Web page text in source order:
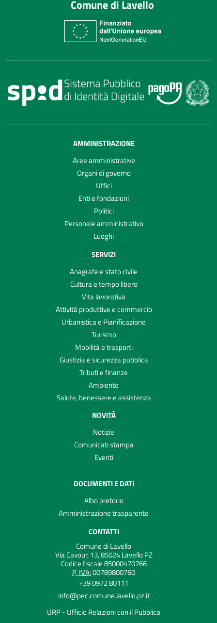
Comune di Lavello
AMMINISTRAZIONE
Aree amministrative
Organi di governo
Uffici
Enti e fondazioni
Politici
Personale amministrativo
Luoghi
SERVIZI
Anagrafe e stato civile
Cultura e tempo libero
Vita lavorativa
Attività produttive e commercio
Urbanistica e Pianificazione
Turismo
Mobilità e trasporti
Giustizia e sicurezza pubblica
Tributi e finanze
Ambiente
Salute, benessere e assistenza
NOVITÀ
Notizie
Comunicati stampa
Eventi
DOCUMENTI E DATI
Albo pretorio
Amministrazione trasparente
CONTATTI
Comune di Lavello
Via Cavour, 13, 85024 Lavello PZ
Codice fiscale 85000470766
P. IVA:00789800760
+39 0972 80111
info@pec.comune.lavello.pz.it
URP - Ufficio Relazioni con il Pubblico